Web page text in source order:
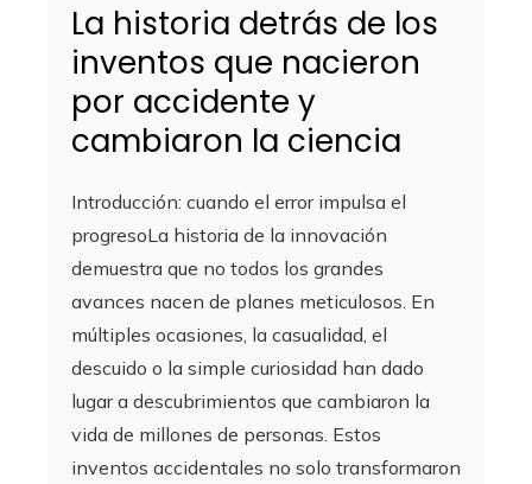
La historia detrás de los
inventos que nacieron
por accidente y
cambiaron la ciencia
Introducción: cuando el error impulsa el
progresoLa historia de la innovación
demuestra que no todos los grandes
avances nacen de planes meticulosos. En
múltiples ocasiones, la casualidad, el
descuido o la simple curiosidad han dado
lugar a descubrimientos que cambiaron la
vida de millones de personas. Estos
inventos accidentales no solo transformaron